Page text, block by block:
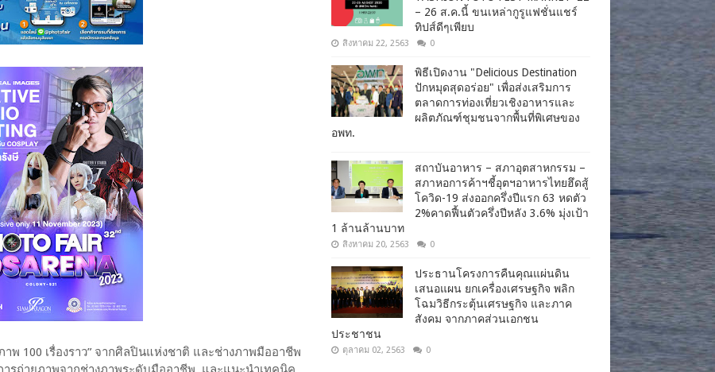
พ 100 เรื่องราว” จากศิลปินแห่งชาติ และช่างภาพมืออาชีพ
– 26 ส.ค.นี้ ขนเหล่ากูรูแฟชั่นแชร์
ทิปส์ดีๆเพียบ
สิงหาคม 22, 2563 0
พิธีเปิดงาน "Delicious Destination
ปักหมุดสุดอร่อย" เพื่อส่งเสริมการ
ตลาดการท่องเที่ยวเชิงอาหารและ
ผลิตภัณฑ์ชุมชนจากพื้นที่พิเศษของ
อพท.
สถาบันอาหาร – สภาอุตสาหกรรม –
สภาหอการค้าฯชี้อุตฯอาหารไทยฮึดสู้
โควิด-19 ส่งออกครึ่งปีแรก 63 หดตัว
2%คาดฟื้นตัวครึ่งปีหลัง 3.6% มุ่งเป้า
1 ล้านล้านบาท
สิงหาคม 20, 2563 0
ประธานโครงการคืนคุณแผ่นดิน
เสนอแผน ยกเครื่องเศรษฐกิจ พลิก
โฉมวิธีกระตุ้นเศรษฐกิจ และภาค
สังคม จากภาคส่วนเอกชน
ประชาชน
ตุลาคม 02, 2563 0